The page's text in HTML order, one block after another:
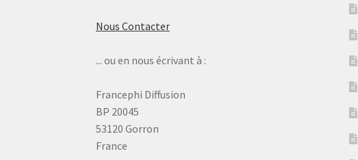
Nous Contacter
... ou en nous écrivant à :
Francephi Diffusion
BP 20045
53120 Gorron
France